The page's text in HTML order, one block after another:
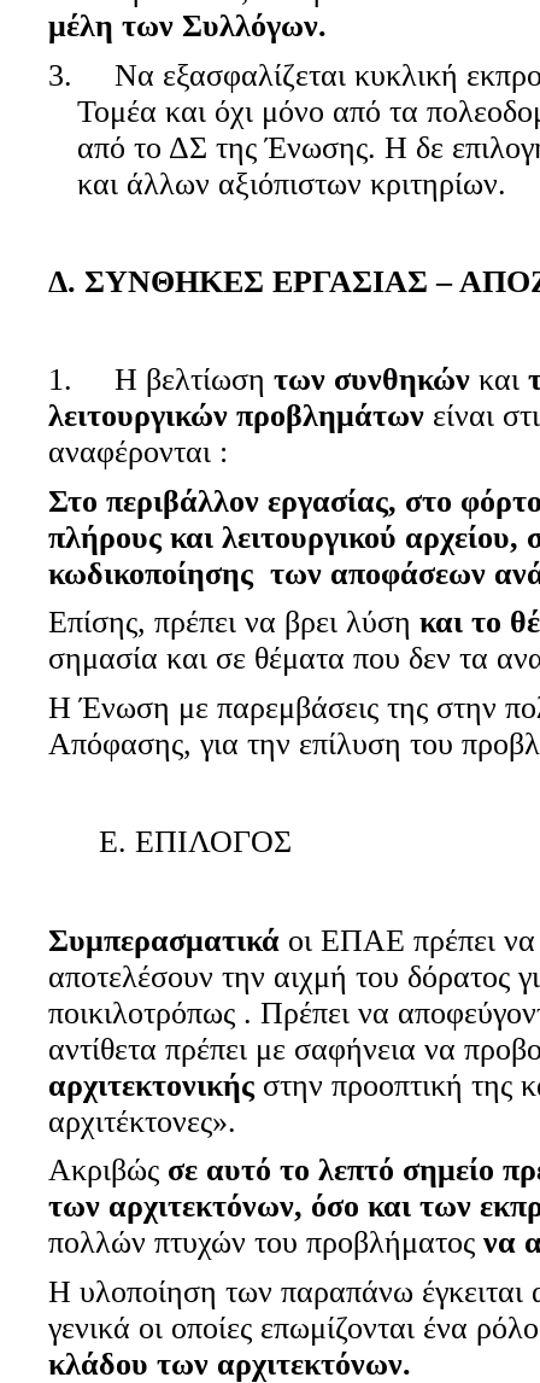
μέλη των Συλλόγων.
3. Να εξασφαλίζεται κυκλική
Τομέα και όχι μόνο από τα
από το ΔΣ της Ένωσης. Η δε επιλογή
και άλλων αξιόπιστων κριτηρίων.
Δ. ΣΥΝΘΗΚΕΣ ΕΡΓΑΣΙΑΣ –
1. Η βελτίωση των συνθηκών και
λειτουργικών προβλημάτων είναι
αναφέρονται :
Στο περιβάλλον εργασίας, στο
πλήρους και λειτουργικού
κωδικοποίησης των αποφάσεων
Επίσης, πρέπει να βρει λύση και το
σημασία και σε θέματα που δεν τα
Η Ένωση με παρεμβάσεις της στην
Απόφασης, για την επίλυση του
Ε. ΕΠΙΛΟΓΟΣ
Συμπερασματικά οι ΕΠΑΕ πρέπει
αποτελέσουν την αιχμή του δόρατος
ποικιλοτρόπως . Πρέπει να
αντίθετα πρέπει με σαφήνεια να
αρχιτεκτονικής στην προοπτική της
αρχιτέκτονες».
Ακριβώς σε αυτό το λεπτό σημείο
των αρχιτεκτόνων, όσο και των
πολλών πτυχών του προβλήματος να
Η υλοποίηση των παραπάνω
γενικά οι οποίες επωμίζονται ένα
κλάδου των αρχιτεκτόνων.